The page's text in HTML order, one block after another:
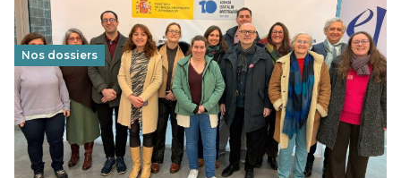
Nos dossiers
Éducation au vivre-ensemble : un échange croisé
franco-espagnol pour changer d’approche
29 juin 2026-National
Cette année, l'UNSA Éducation a mené un projet Erasmus